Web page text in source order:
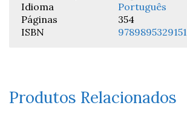
Idioma
Português
Páginas
354
ISBN
9789895329151
Produtos Relacionados